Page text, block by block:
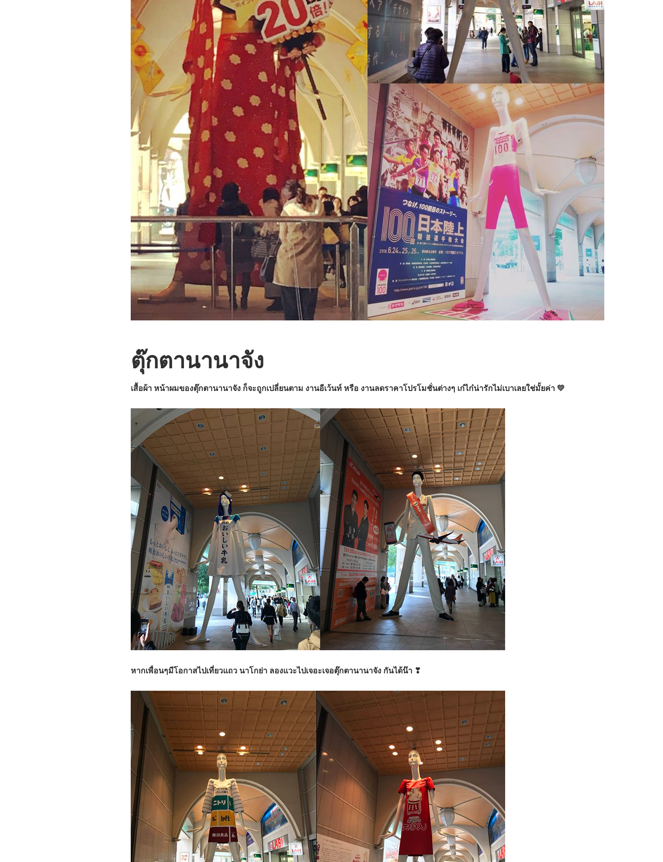
ตุ๊กตานานาจัง
เสื้อผ้า หน้าผมของตุ๊กตานานาจัง ก็จะถูกเปลี่ยนตาม งานอีเว้นท์ หรือ งานลดราคาโปรโมชั่นต่างๆ เก๋ไก๋น่ารักไม่เบาเลยใช่มั้ยค่า 💛
หากเพื่อนๆมีโอกาสไปเที่ยวแถว นาโกย่า ลองแวะไปเจอะเจอตุ๊กตานานาจัง กันได้น๊า ❣